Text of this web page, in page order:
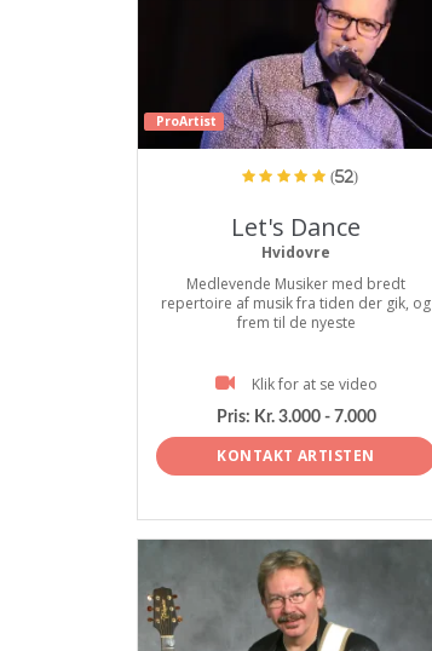
ProArtist
(52)
Let's Dance
Hvidovre
Medlevende Musiker med bredt
repertoire af musik fra tiden der gik, og
frem til de nyeste
Klik for at se video
Pris: Kr. 3.000 - 7.000
KONTAKT ARTISTEN